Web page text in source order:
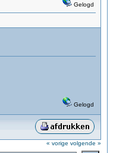
Gelogd
Gelogd
« vorige volgende »